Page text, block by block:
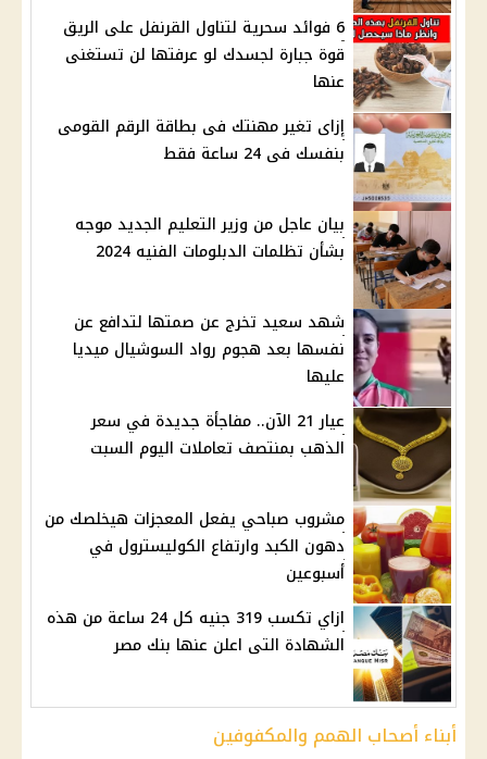
6 فوائد سحرية لتناول القرنفل على الريق
قوة جبارة لجسدك لو عرفتها لن تستغنى
عنها
إزاى تغير مهنتك فى بطاقة الرقم القومى
بنفسك فى 24 ساعة فقط
بيان عاجل من وزير التعليم الجديد موجه
بشأن تظلمات الدبلومات الفنيه 2024
شهد سعيد تخرج عن صمتها لتدافع عن
نفسها بعد هجوم رواد السوشيال ميديا
عليها
عيار 21 الآن.. مفاجأة جديدة في سعر
الذهب بمنتصف تعاملات اليوم السبت
مشروب صباحي يفعل المعجزات هيخلصك من
دهون الكبد وارتفاع الكوليسترول في
أسبوعين
ازاي تكسب 319 جنيه كل 24 ساعة من هذه
الشهادة التى اعلن عنها بنك مصر
أبناء أصحاب الهمم والمكفوفين